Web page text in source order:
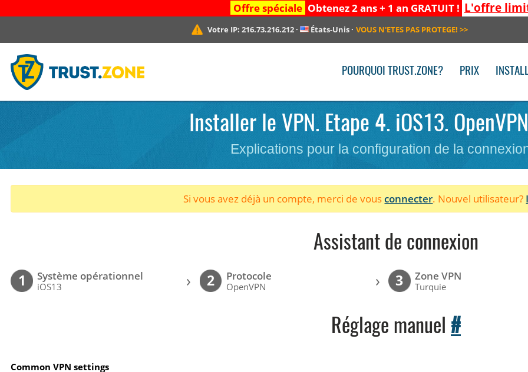
Offre spéciale Obtenez 2 ans + 1 an GRATUIT ! L'offre
Votre IP: 216.73.216.212· États-Unis· VOUS N'ETES PAS PROTEGE! >>
POURQUOI TRUST.ZONE? PRIX
Installer le VPN. Etape 4. iOS13.
Explications pour la configuration de la
Si vous avez déjà un compte, merci de vousconnecter. Nouvel utilisateur?
Assistant de connexion
1 Système opérationnel
iOS13 › 2 Protocole
OpenVPN › 3 Zone VPN
Turquie
Réglage manuel #
Common VPN settings